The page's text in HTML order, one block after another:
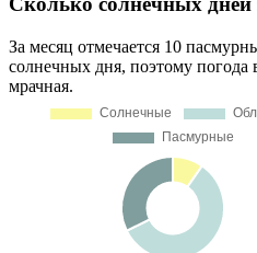
За месяц отмечается 10
солнечных дня, поэтому погода
мрачная.